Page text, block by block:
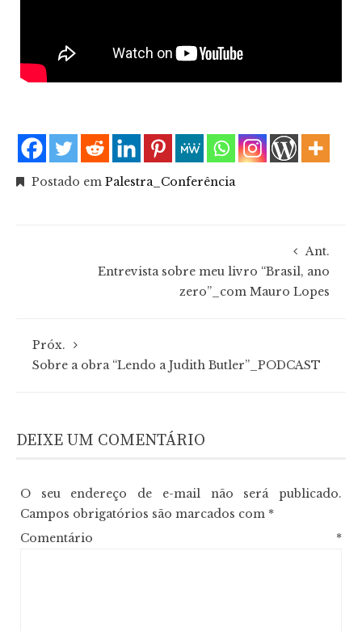
Postado em Palestra_Conferência
Ant.
Entrevista sobre meu livro “Brasil, ano
zero”_com Mauro Lopes
Próx.
Sobre a obra “Lendo a Judith Butler”_PODCAST
DEIXE UM COMENTÁRIO
O seu endereço de e-mail não será publicado.
Campos obrigatórios são marcados com *
Comentário *